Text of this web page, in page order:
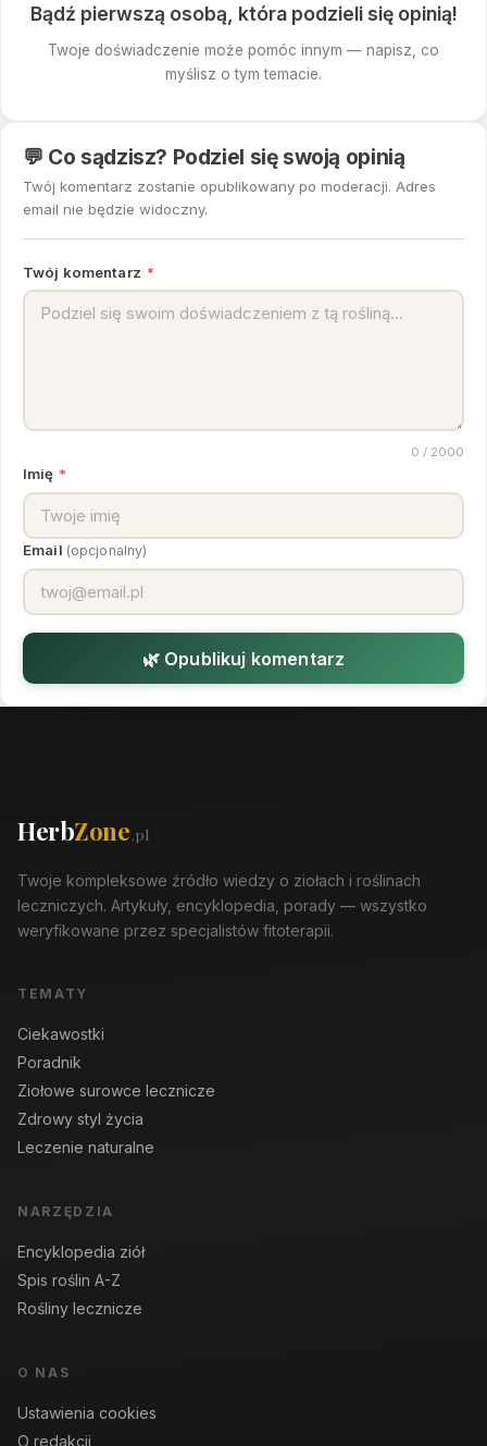
Bądź pierwszą osobą, która podzieli się opinią!
Twoje doświadczenie może pomóc innym — napisz, co
myślisz o tym temacie.
💬 Co sądzisz? Podziel się swoją opinią
Twój komentarz zostanie opublikowany po moderacji. Adres
email nie będzie widoczny.
Twój komentarz *
0 / 2000
Imię *
Email (opcjonalny)
🌿 Opublikuj komentarz
HerbZone.pl
Twoje kompleksowe źródło wiedzy o ziołach i roślinach
leczniczych. Artykuły, encyklopedia, porady — wszystko
weryfikowane przez specjalistów fitoterapii.
TEMATY
Ciekawostki
Poradnik
Ziołowe surowce lecznicze
Zdrowy styl życia
Leczenie naturalne
NARZĘDZIA
Encyklopedia ziół
Spis roślin A-Z
Rośliny lecznicze
O NAS
Ustawienia cookies
O redakcji